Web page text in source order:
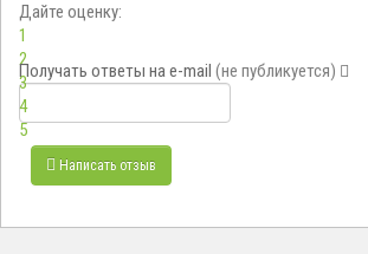
Дайте оценку:
1
2
3
4
5
Получать ответы на e-mail (не публикуется)
Написать отзыв